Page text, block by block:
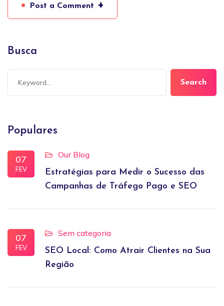
Post a Comment +
Busca
Search
Populares
07
FEV
Our Blog
Estratégias para Medir o Sucesso das
Campanhas de Tráfego Pago e SEO
07
FEV
Sem categoria
SEO Local: Como Atrair Clientes na Sua
Região